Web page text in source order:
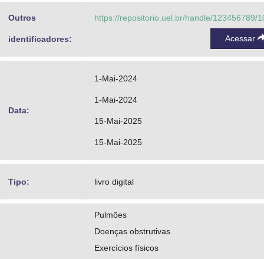
Outros
identificadores:
https://repositorio.uel.br/handle/123456789/
Acessar
Data:
1-Mai-2024
1-Mai-2024
15-Mai-2025
15-Mai-2025
Tipo: livro digital
Pulmões
Doenças obstrutivas
Exercícios físicos